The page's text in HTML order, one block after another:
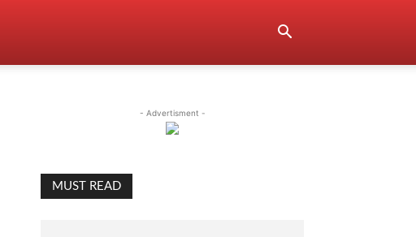
- Advertisment -
MUST READ